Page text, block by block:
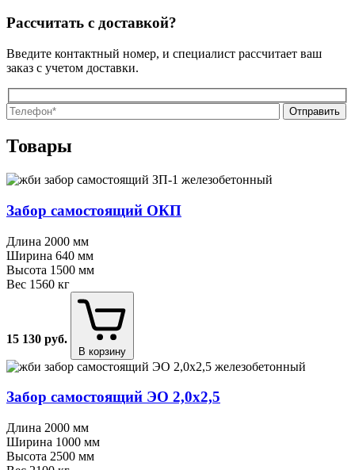
Рассчитать с доставкой?
Введите контактный номер, и специалист рассчитает ваш
заказ с учетом доставки.
Товары
Забор самостоящий ОКП
Длина 2000 мм
Ширина 640 мм
Высота 1500 мм
Вес 1560 кг
15 130 руб.
В корзину
Забор самостоящий ЭО 2,0х2,5
Длина 2000 мм
Ширина 1000 мм
Высота 2500 мм